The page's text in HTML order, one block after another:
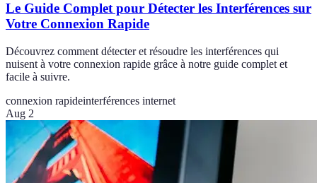
Le Guide Complet pour Détecter les Interférences sur
Votre Connexion Rapide
Découvrez comment détecter et résoudre les interférences qui
nuisent à votre connexion rapide grâce à notre guide complet et
facile à suivre.
connexion rapideinterférences internet
Aug 2